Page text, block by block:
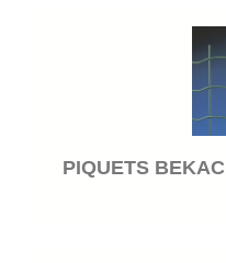
PIQUETS